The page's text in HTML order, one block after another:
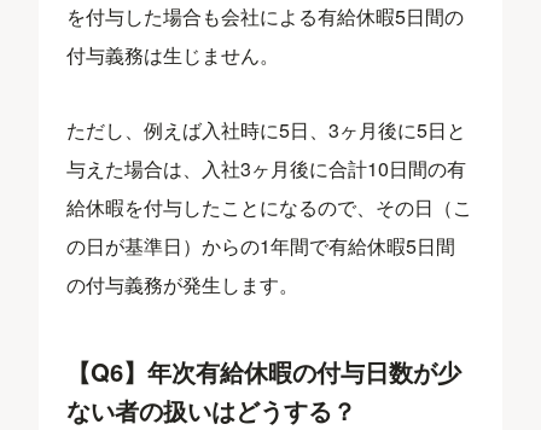
を付与した場合も会社による有給休暇5日間の
付与義務は生じません。
ただし、例えば入社時に5日、3ヶ月後に5日と
与えた場合は、入社3ヶ月後に合計10日間の有
給休暇を付与したことになるので、その日（こ
の日が基準日）からの1年間で有給休暇5日間
の付与義務が発生します。
【Q6】年次有給休暇の付与日数が少
ない者の扱いはどうする？